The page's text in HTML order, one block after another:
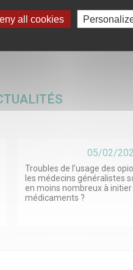
05/02/
Troubles de l’usage des
les médecins généralistes
en moins nombreux à
médicaments ?
all cookies